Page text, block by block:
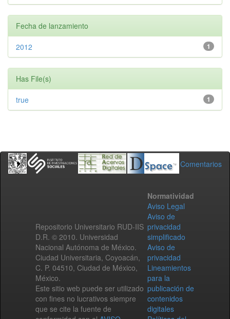
Fecha de lanzamiento
1
2012
Has File(s)
1
true
Comentarios
Repositorio Universitario RUD-IIS
D.R. © 2010. Universidad
Nacional Autónoma de México.
Ciudad Universitaria, Coyoacán,
C. P. 04510, Ciudad de México,
México.
Este sitio web puede ser utilizado
con fines no lucrativos siempre
que se cite la fuente de
Normatividad
Aviso Legal
Aviso de
privacidad
simplificado
Aviso de
privacidad
Lineamientos
para la
publicación de
contenidos
digitales